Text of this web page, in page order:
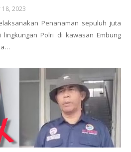
2023
Penanaman sepuluh juta
Polri di kawasan Embung